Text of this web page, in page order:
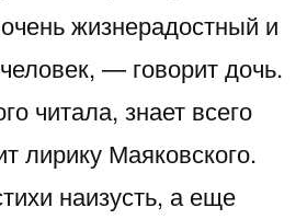
жизнерадостный и
— говорит дочь.
читала, знает всего
лирику Маяковского.
наизусть, а еще